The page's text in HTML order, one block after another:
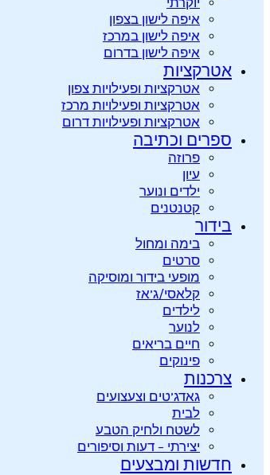
איפה לישון בצפון
איפה לישון במרכז
איפה לישון בדרום
אטרקציות
אטרקציות ופעילויות צפון
אטרקציות ופעילויות מרכז
אטרקציות ופעילויות דרום
ספרים וכתיבה
פרוזה
עיון
ילדים ונוער
קטנטנים
בידור
בימה ומחול
סרטים
מופעי בידור ומוסיקה
קלאסי/ג’אז
לילדים
לנוער
חיים בריאים
פינוקים
צרכנות
גאדג’טים וצעצועים
לבית
לשטח ולחיק הטבע
יצירתי – דעות וסיפורים
חדשות ומבצעים